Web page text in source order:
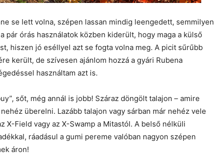
se lett volna, szépen lassan mindig leengedett, semmilyen
pár órás használatok közben kiderült, hogy maga a külső
hiszen jó eséllyel azt se fogta volna meg. A picit sűrűbb
került, de szívesen ajánlom hozzá a gyári Rubena
használtam azt is.
sőt, még annál is jobb! Száraz döngölt talajon – amire
überelni. Lazább talajon vagy sárban már nehéz vele
X-Field vagy az X-Swamp a Mitastól. A belső nélküli
ráadásul a gumi pereme valóban nagyon szépen
áron!